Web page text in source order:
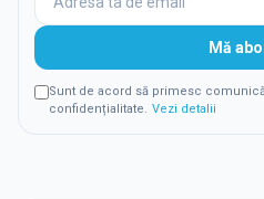
Mă
Sunt de acord să primesc
confidențialitate. Vezi detalii